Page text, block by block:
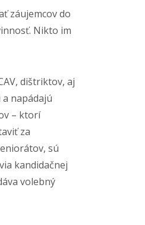
záujemcov do
Nikto im
dištriktov, aj
napádajú
– ktorí
za
sú
kandidačnej
volebný